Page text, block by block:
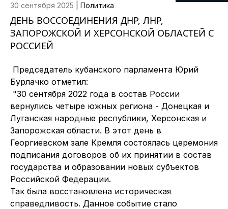
30 сентября 2025 Политика
ДЕНЬ ВОССОЕДИНЕНИЯ ДНР, ЛНР,
ЗАПОРОЖСКОЙ И ХЕРСОНСКОЙ ОБЛАСТЕЙ С
РОССИЕЙ
Председатель кубанского парламента Юрий
Бурлачко отметил:
"30 сентября 2022 года в состав России
вернулись четыре южных региона - Донецкая и
Луганская народные республики, Херсонская и
Запорожская области. В этот день в
Георгиевском зале Кремля состоялась церемония
подписания договоров об их принятии в состав
государства и образовании новых субъектов
Российской Федерации.
Так была восстановлена историческая
справедливость. Данное событие стало